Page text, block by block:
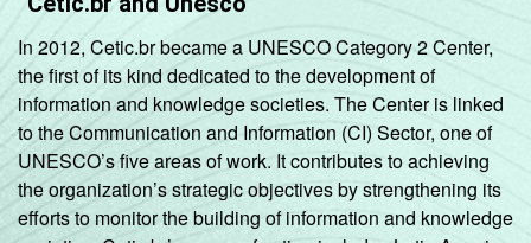
comunicação
97 2
Artes, cultura,
esporte e
recreação;
outras
atividades de
91 8
In 2012, Cetic.br became a UNESCO Category 2 Center,
the first of its kind dedicated to the development of
information and knowledge societies. The Center is linked
to the Communication and Information (CI) Sector, one of
UNESCO’s five areas of work. It contributes to achieving
the organization’s strategic objectives by strengthening its
efforts to monitor the building of information and knowledge